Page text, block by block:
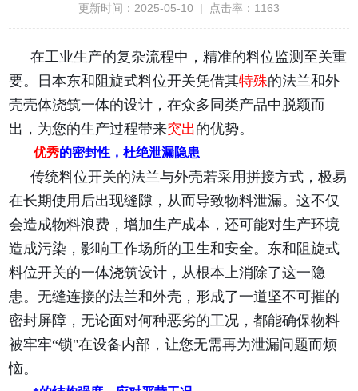
更新时间：2025-05-10 | 点击率：1163
在工业生产的复杂流程中，精准的料位监测至关重
要。日本东和阻旋式料位开关凭借其特殊的法兰和外
壳壳体浇筑一体的设计，在众多同类产品中脱颖而
出，为您的生产过程带来突出的优势。
优秀的密封性，杜绝泄漏隐患
传统料位开关的法兰与外壳若采用拼接方式，极易
在长期使用后出现缝隙，从而导致物料泄漏。这不仅
会造成物料浪费，增加生产成本，还可能对生产环境
造成污染，影响工作场所的卫生和安全。东和阻旋式
料位开关的一体浇筑设计，从根本上消除了这一隐
患。无缝连接的法兰和外壳，形成了一道坚不可摧的
密封屏障，无论面对何种恶劣的工况，都能确保物料
被牢牢“锁"在设备内部，让您无需再为泄漏问题而烦
恼。